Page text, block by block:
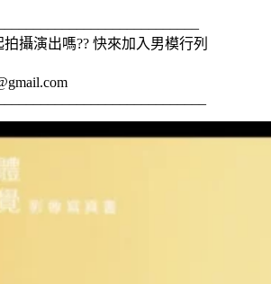
攝演出嗎?? 快來加入男模行列